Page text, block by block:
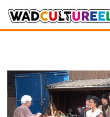
DEELNEMERS
DOE MEE
CONTACT